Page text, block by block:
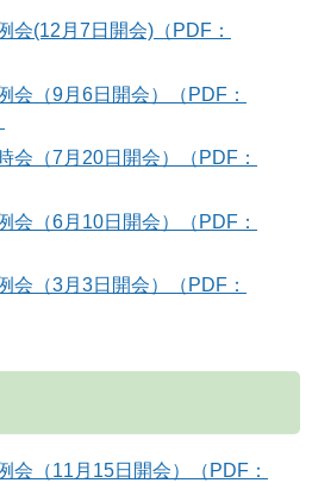
会(12月7日開会)（PDF：
会（9月6日開会）（PDF：
会（7月20日開会）（PDF：
会（6月10日開会）（PDF：
会（3月3日開会）（PDF：
会（11月15日開会）（PDF：